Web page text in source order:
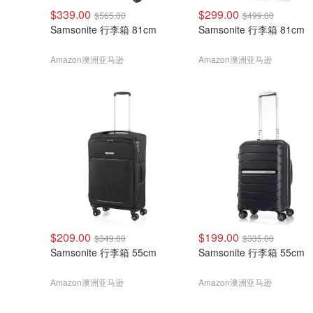
$339.00 $565.00
Samsonite 行李箱 81cm
Amazon澳洲亚马逊
$299.00 $499.00
Samsonite 行李箱 81cm
Amazon澳洲亚马逊
$209.00 $349.00
Samsonite 行李箱 55cm
Amazon澳洲亚马逊
$199.00 $335.00
Samsonite 行李箱 55cm
Amazon澳洲亚马逊